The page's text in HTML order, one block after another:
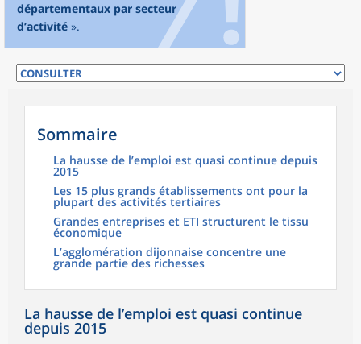
départementaux par secteur
d’activité ».
Sommaire
La hausse de l’emploi est quasi continue depuis
2015
Les 15 plus grands établissements ont pour la
plupart des activités tertiaires
Grandes entreprises et ETI structurent le tissu
économique
L’agglomération dijonnaise concentre une
grande partie des richesses
La hausse de l’emploi est quasi continue
depuis 2015